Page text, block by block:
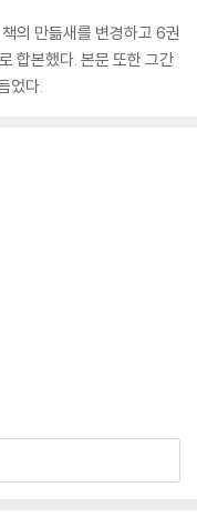
의 만듦새를 변경하고 6권
합본했다. 본문 또한 그간
었다.